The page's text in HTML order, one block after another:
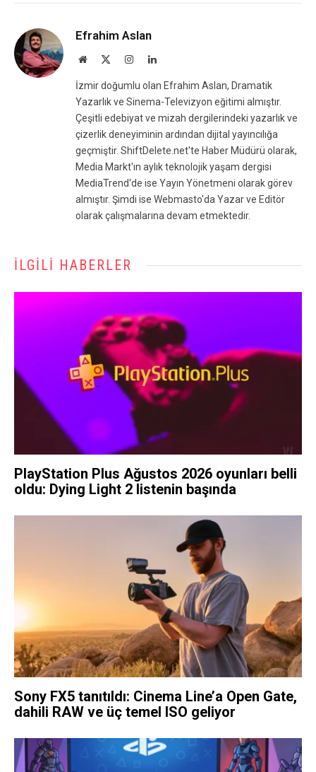
Efrahim Aslan
Website InstagramLinkedIn
İzmir doğumlu olan Efrahim Aslan, Dramatik
Yazarlık ve Sinema-Televizyon eğitimi almıştır.
Çeşitli edebiyat ve mizah dergilerindeki yazarlık ve
çizerlik deneyiminin ardından dijital yayıncılığa
geçmiştir. ShiftDelete.net'te Haber Müdürü olarak,
Media Markt'ın aylık teknolojik yaşam dergisi
MediaTrend'de ise Yayın Yönetmeni olarak görev
almıştır. Şimdi ise Webmasto'da Yazar ve Editör
olarak çalışmalarına devam etmektedir.
İLGILI HABERLER
PlayStation Plus Ağustos 2026 oyunları belli
oldu: Dying Light 2 listenin başında
Sony FX5 tanıtıldı: Cinema Line’a Open Gate,
dahili RAW ve üç temel ISO geliyor